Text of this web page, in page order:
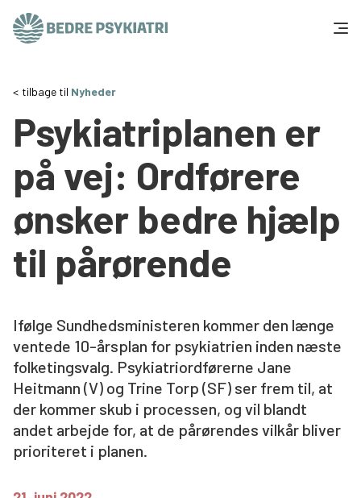
Tal og fakta
Om os
Vær med
Presse og politik
Søg
tilbage til Nyheder
Psykiatriplanen er
på vej: Ordførere
ønsker bedre hjælp
til pårørende
Ifølge Sundhedsministeren kommer den længe
ventede 10-årsplan for psykiatrien inden næste
folketingsvalg. Psykiatriordførerne Jane
Heitmann (V) og Trine Torp (SF) ser frem til, at
der kommer skub i processen, og vil blandt
andet arbejde for, at de pårørendes vilkår bliver
prioriteret i planen.